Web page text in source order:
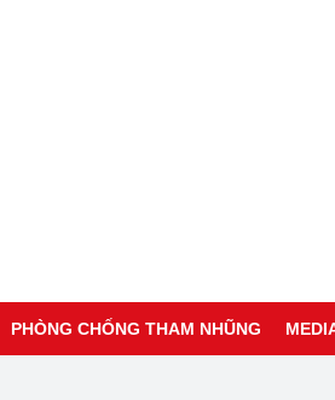
PHÒNG CHỐNG THAM NHŨNG